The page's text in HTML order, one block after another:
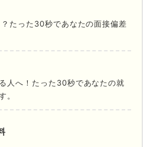
たった30秒であなたの面接偏差
人へ！たった30秒であなたの就
。